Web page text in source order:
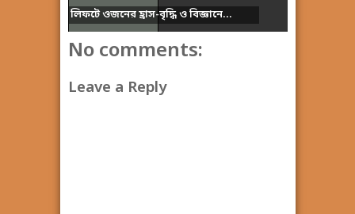
লিফটে ওজনের হ্রাস-বৃদ্ধি ও বিজ্ঞানে...
No comments:
Leave a Reply